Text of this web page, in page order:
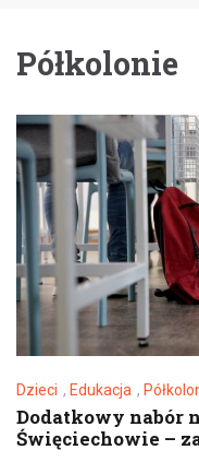
Półkolonie
Dzieci , Edukacja ,
Dodatkowy nabór
Święciechowie –